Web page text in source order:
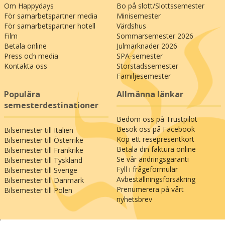
Om Happydays
För samarbetspartner media
För samarbetspartner hotell
Film
Betala online
Press och media
Kontakta oss
Bo på slott/Slottssemester
Minisemester
Värdshus
Sommarsemester 2026
Julmarknader 2026
SPA-semester
Storstadssemester
Familjesemester
Populära
semesterdestinationer
Bilsemester till Italien
Bilsemester till Österrike
Bilsemester till Frankrike
Bilsemester till Tyskland
Bilsemester till Sverige
Bilsemester till Danmark
Bilsemester till Polen
Allmänna länkar
Bedöm oss på Trustpilot
Besök oss på Facebook
Köp ett resepresentkort
Betala din faktura online
Se vår ändringsgaranti
Fyll i frågeformulär
Avbeställningsförsäkring
Prenumerera på vårt
nyhetsbrev